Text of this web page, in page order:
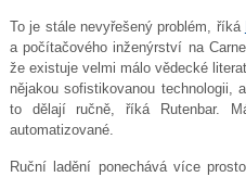
To je stále nevyřešený problém, říká
a počítačového inženýrství na
že existuje velmi málo vědecké
nějakou sofistikovanou
to dělají ručně, říká Rutenbar.
automatizované.
Ruční ladění ponechává více